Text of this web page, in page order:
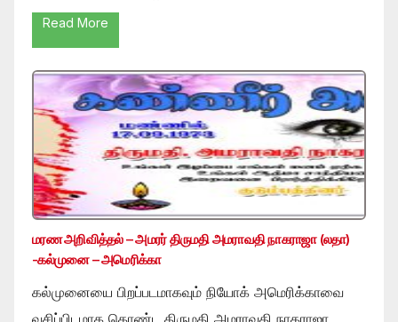
Read More
மரண அறிவித்தல் – அமரர் திருமதி அமராவதி நாகராஜா (லதா)
-கல்முனை – அமெரிக்கா
கல்முனையை பிறப்படமாகவும் நியோக் அமெரிக்காவை
வசிப்பிடமாக கொண்ட திருமதி அமராவதி நாகராஜா